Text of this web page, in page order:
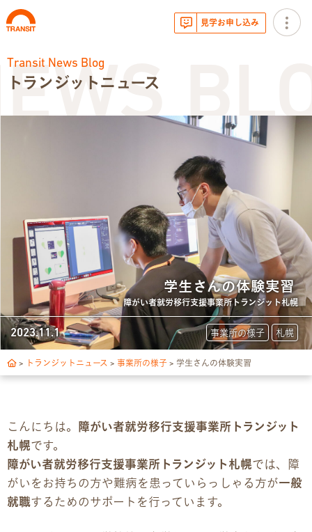
お知らせ
広報・イベント
サービス内容
就労移行支援とは
トランジットについて
1日の流れ
3つの支援制度
お食事の提供について
Transit News Blog
トランジットニュース
学生さんの体験実習
障がい者就労移行支援事業所トランジット札幌
事業所の様子 札幌
2023.11.1
> トランジットニュース > 事業所の様子 > 学生さんの体験実習
こんにちは。
障がい者就労移行支援事業所トランジット
札幌です。
障がい者就労移行支援事業所トランジット札幌では、障
がいをお持ちの方や難病を患っていらっしゃる方が一般
就職するためのサポートを行っています。
見学お申し込み